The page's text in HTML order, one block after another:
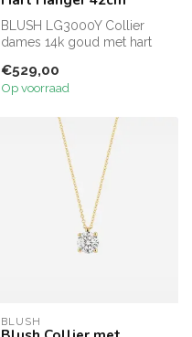
BLUSH LG3000Y Collier
dames 14k goud met hart
totaal 0...
€529,00
Op voorraad
BLUSH